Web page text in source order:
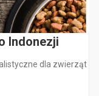
Indonezji
dla zwierząt